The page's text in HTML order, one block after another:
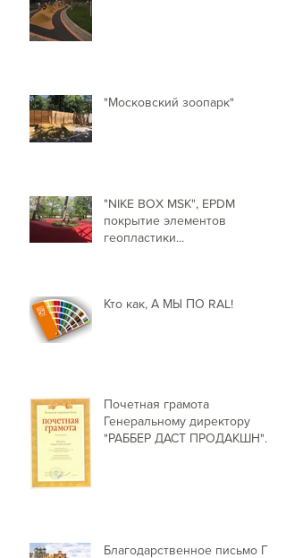
"Московский зоопарк"
"NIKE BOX MSK", EPDM
покрытие элементов
геопластики...
Кто как, А МЫ ПО RAL!
Почетная грамота
Генеральному директору
"РАББЕР ДАСТ ПРОДАКШН"
Благодарственное письмо ГУ